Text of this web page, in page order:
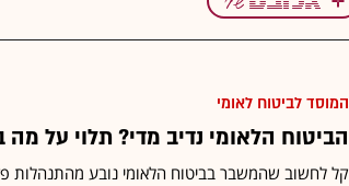
המוסד לביטוח לאומי
הביטוח הלאומי נדיב מדי? תלוי על
קל לחשוב שהמשבר בביטוח הלאומי נובע מהתנהלות